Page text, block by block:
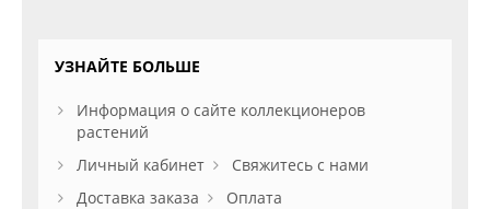
УЗНАЙТЕ БОЛЬШЕ
Информация о сайте коллекционеров
растений
Личный кабинет
Свяжитесь с нами
Доставка заказа
Оплата